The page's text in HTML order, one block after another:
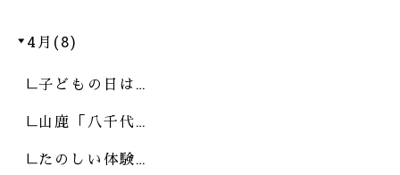
4月(8)
子どもの日は…
山鹿「八千代…
たのしい体験…